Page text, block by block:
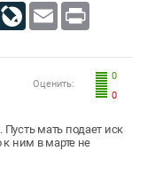
LiveJournal
Email Print
0
0
Оценить:
мать подает иск
к ним в марте не